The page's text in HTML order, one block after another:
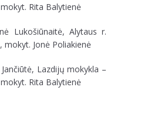
Rita Balytienė
Alytaus r.
Jonė Poliakienė
Lazdijų mokykla –
Rita Balytienė